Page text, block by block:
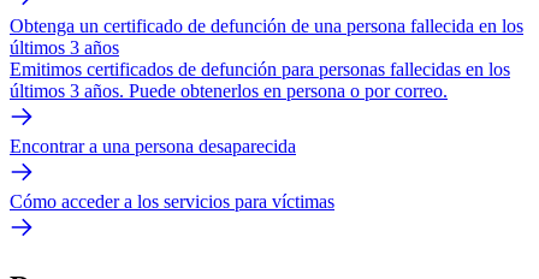
Obtenga un certificado de defunción de una persona fallecida en los
últimos 3 años
Emitimos certificados de defunción para personas fallecidas en los
últimos 3 años. Puede obtenerlos en persona o por correo.
Encontrar a una persona desaparecida
Cómo acceder a los servicios para víctimas